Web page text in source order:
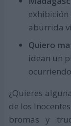
exhibición
aburrida
Quiero
idean un
¿Quieres
de los
bromas y